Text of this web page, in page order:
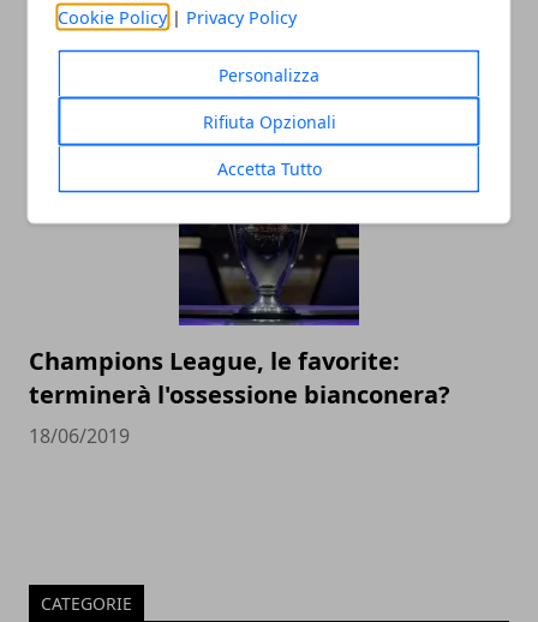
Cookie Policy | Privacy Policy
Personalizza
Rifiuta Opzionali
Accetta Tutto
Le imprese più grandi nel calcio
dilettantistico in Italia
14/12/2020
Champions League, le favorite:
terminerà l'ossessione bianconera?
18/06/2019
CATEGORIE